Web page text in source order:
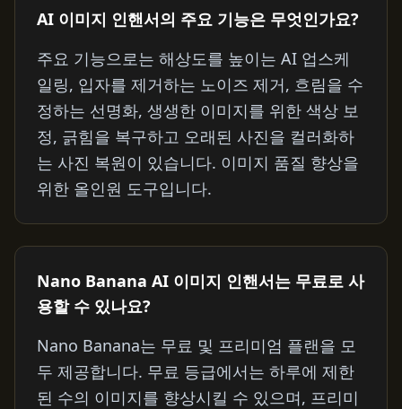
AI 이미지 인핸서의 주요 기능은 무엇인가요?
주요 기능으로는 해상도를 높이는 AI 업스케
일링, 입자를 제거하는 노이즈 제거, 흐림을 수
정하는 선명화, 생생한 이미지를 위한 색상 보
정, 긁힘을 복구하고 오래된 사진을 컬러화하
는 사진 복원이 있습니다. 이미지 품질 향상을
위한 올인원 도구입니다.
Nano Banana AI 이미지 인핸서는 무료로 사
용할 수 있나요?
Nano Banana는 무료 및 프리미엄 플랜을 모
두 제공합니다. 무료 등급에서는 하루에 제한
된 수의 이미지를 향상시킬 수 있으며, 프리미